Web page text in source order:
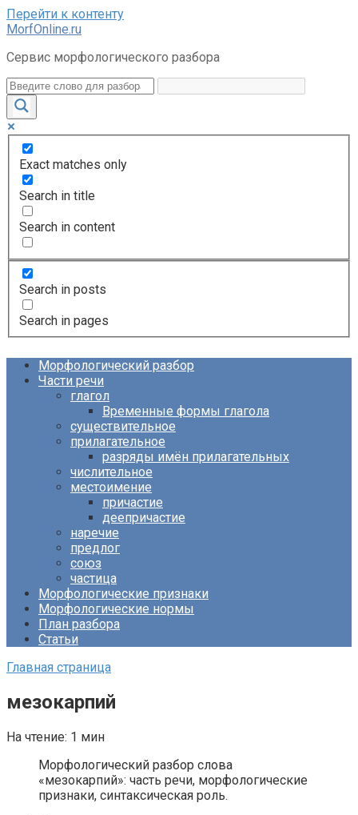
Перейти к контенту
MorfOnline.ru
Сервис морфологического разбора
Exact matches only
Search in title
Search in content
Search in posts
Search in pages
Морфологический разбор
Части речи
глагол
Временные формы глагола
существительное
прилагательное
разряды имён прилагательных
числительное
местоимение
причастие
деепричастие
наречие
предлог
союз
частица
Морфологические признаки
Морфологические нормы
План разбора
Статьи
Главная страница
мезокарпий
На чтение: 1 мин
Морфологический разбор слова
«мезокарпий»: часть речи, морфологические
признаки, синтаксическая роль.